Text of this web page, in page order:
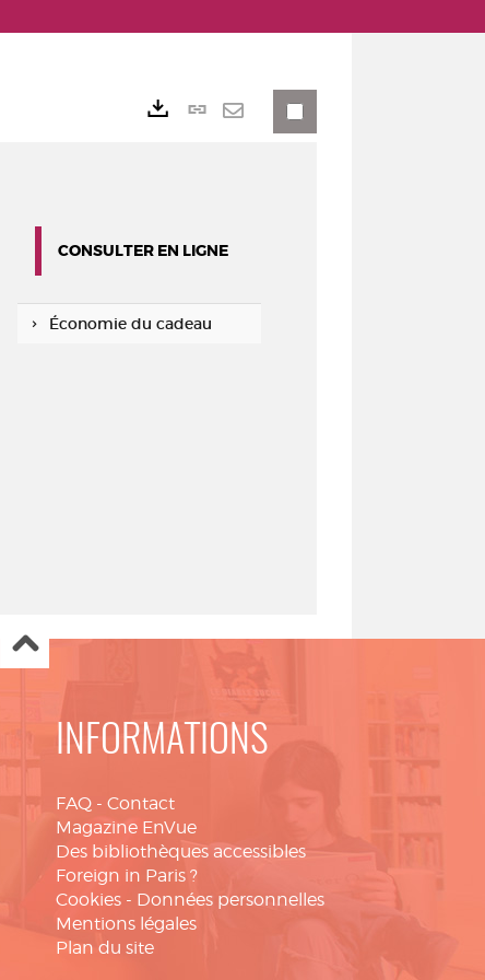
Lien
CONSULTER EN LIGNE
Économie du cadeau
INFORMATIONS
FAQ - Contact
Magazine EnVue
Des bibliothèques accessibles
Foreign in Paris ?
Cookies - Données personnelles
Mentions légales
Plan du site